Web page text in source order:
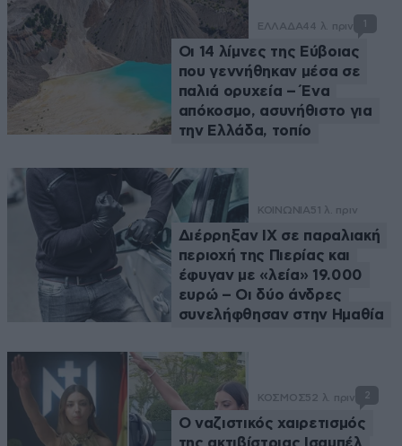
ΕΛΛΑΔΑ44 λ. πριν 1
Οι 14 λίμνες της Εύβοιας
που γεννήθηκαν μέσα σε
παλιά ορυχεία – Ένα
απόκοσμο, ασυνήθιστο για
την Ελλάδα, τοπίο
ΚΟΙΝΩΝΙΑ51 λ. πριν
Διέρρηξαν ΙΧ σε παραλιακή
περιοχή της Πιερίας και
έφυγαν με «λεία» 19.000
ευρώ – Οι δύο άνδρες
συνελήφθησαν στην Ημαθία
ΚΟΣΜΟΣ52 λ. πριν 2
Ο ναζιστικός χαιρετισμός
της ακτιβίστριας Ισαμπέλ